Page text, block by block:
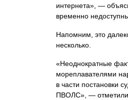
интернета», —
временно
Напомним, это
несколько.
«Неоднократные
мореплавателями
в части постановки
ПВОЛС», — отметили